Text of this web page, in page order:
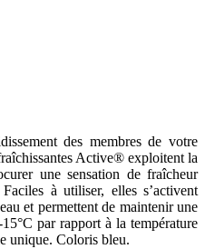
des membres de votre
Active® exploitent la
une sensation de fraîcheur
à utiliser, elles s’activent
et permettent de maintenir une
par rapport à la température
unique. Coloris bleu.